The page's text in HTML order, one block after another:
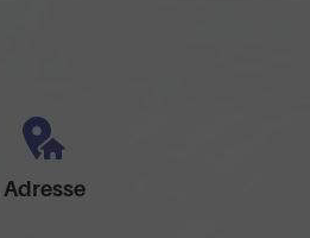
Adresse